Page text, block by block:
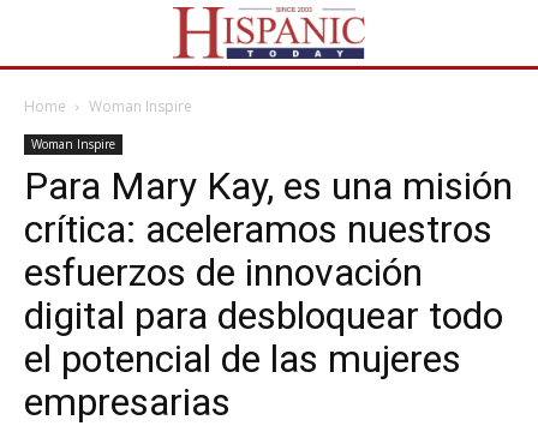
Home Woman Inspire
Woman Inspire
Para Mary Kay, es una misión
crítica: aceleramos nuestros
esfuerzos de innovación
digital para desbloquear todo
el potencial de las mujeres
empresarias